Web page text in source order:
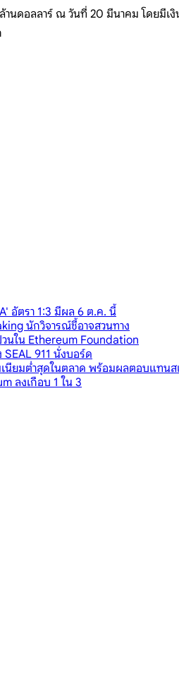
นดอลลาร์ ณ วันที่ 20 มีนาคม โดยมีเงิ
อัตรา 1:3 มีผล 6 ต.ค. นี้
นักวิจารณ์ชี้อาจสวนทาง
นใน Ethereum Foundation
911 นั่งบอร์ด
นียมต่ำสุดในตลาด พร้อมผลตอบแทนส
ลงเกือบ 1 ใน 3